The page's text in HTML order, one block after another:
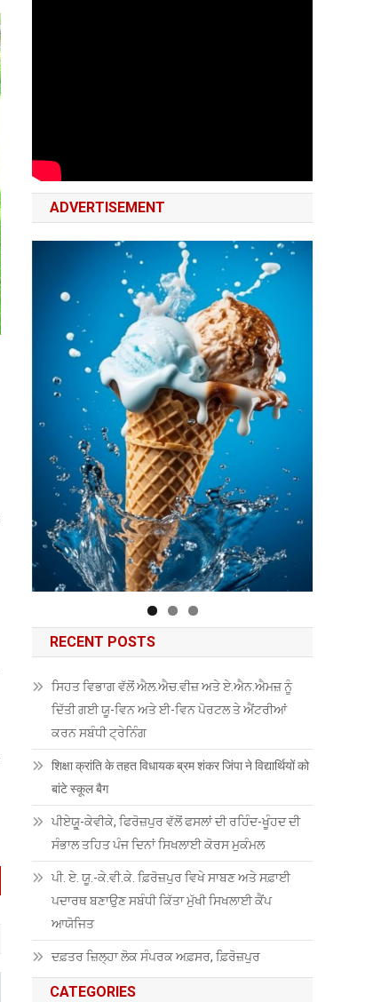
ADVERTISEMENT
RECENT POSTS
ਸਿਹਤ ਵਿਭਾਗ ਵੱਲੋਂ ਐਲ.ਐਚ.ਵੀਜ਼ ਅਤੇ ਏ.ਐਨ.ਐਮਜ਼ ਨੂੰ
ਦਿੱਤੀ ਗਈ ਯੂ-ਵਿਨ ਅਤੇ ਈ-ਵਿਨ ਪੋਰਟਲ ਤੇ ਐਂਟਰੀਆਂ
ਕਰਨ ਸਬੰਧੀ ਟ੍ਰੇਨਿੰਗ
शिक्षा क्रांति के तहत विधायक ब्रम शंकर जिंपा ने विद्यार्थियों को
बांटे स्कूल बैग
ਪੀਏਯੂੑ-ਕੇਵੀਕੇ, ਫਿਰੋਜ਼ਪੁਰ ਵੱਲੋਂ ਫਸਲਾਂ ਦੀ ਰਹਿੰਦ-ਖੂੰਹਦ ਦੀ
ਸੰਭਾਲ ਤਹਿਤ ਪੰਜ ਦਿਨਾਂ ਸਿਖਲਾਈ ਕੋਰਸ ਮੁਕੰਮਲ
ਪੀ. ਏ. ਯੂ.-ਕੇ.ਵੀ.ਕੇ. ਫ਼ਿਰੋਜ਼ਪੁਰ ਵਿਖੇ ਸਾਬਣ ਅਤੇ ਸਫ਼ਾਈ
ਪਦਾਰਥ ਬਣਾਉਣ ਸਬੰਧੀ ਕਿੱਤਾ ਮੁੱਖੀ ਸਿਖਲਾਈ ਕੈਂਪ
ਆਯੋਜਿਤ
ਦਫ਼ਤਰ ਜ਼ਿਲ੍ਹਾ ਲੋਕ ਸੰਪਰਕ ਅਫ਼ਸਰ, ਫ਼ਿਰੋਜ਼ਪੁਰ
CATEGORIES